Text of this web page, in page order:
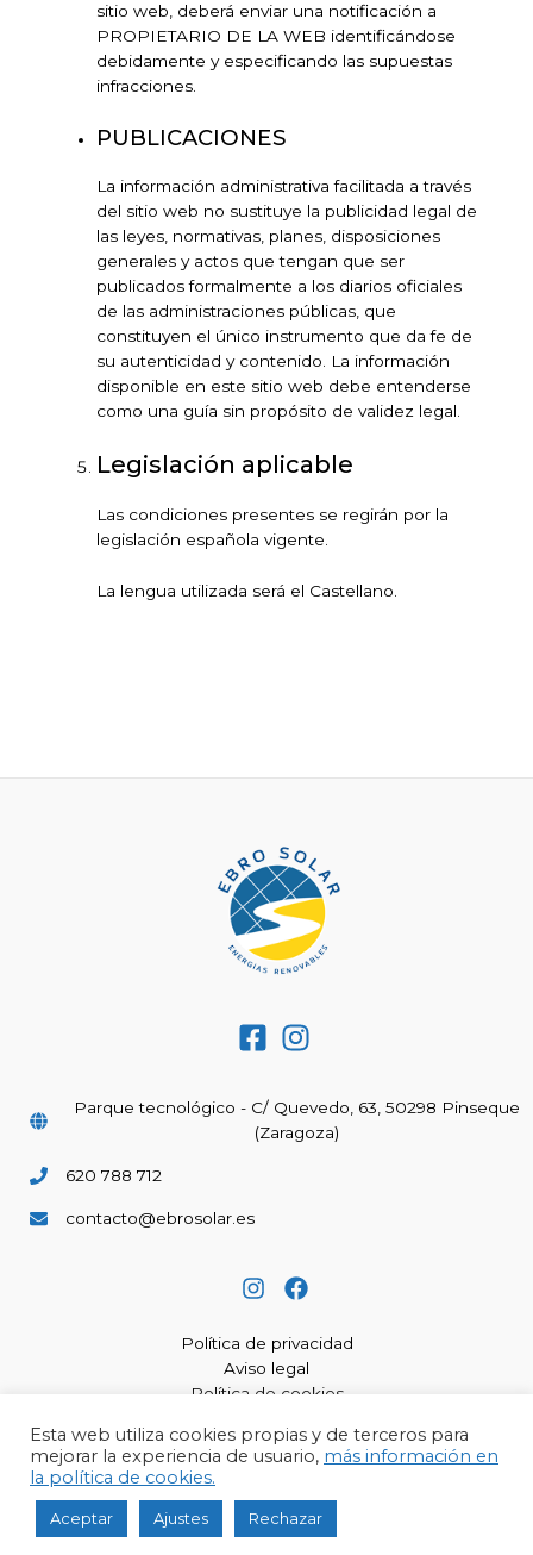
sitio web, deberá enviar una notificación a
PROPIETARIO DE LA WEB identificándose
debidamente y especificando las supuestas
infracciones.
PUBLICACIONES
La información administrativa facilitada a través
del sitio web no sustituye la publicidad legal de
las leyes, normativas, planes, disposiciones
generales y actos que tengan que ser
publicados formalmente a los diarios oficiales
de las administraciones públicas, que
constituyen el único instrumento que da fe de
su autenticidad y contenido. La información
disponible en este sitio web debe entenderse
como una guía sin propósito de validez legal.
Legislación aplicable
Las condiciones presentes se regirán por la
legislación española vigente.
La lengua utilizada será el Castellano.
Parque tecnológico - C/ Quevedo, 63, 50298 Pinseque
(Zaragoza)
620 788 712
contacto@ebrosolar.es
Política de privacidad
Aviso legal
Política de cookies
© 2026 Ebrosolar. Diseñado porCaptabilidades Marketing Media
Esta web utiliza cookies propias y de terceros para
mejorar la experiencia de usuario, más información en
la política de cookies.
Aceptar Ajustes Rechazar